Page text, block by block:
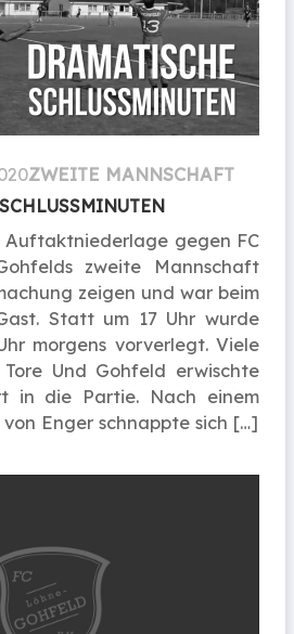
ZWEITE MANNSCHAFT
gegen FC
zweite Mannschaft
zeigen und war beim
Statt um 17 Uhr wurde
morgens vorverlegt. Viele
Und Gohfeld erwischte
in die Partie. Nach einem
Enger schnappte sich […]